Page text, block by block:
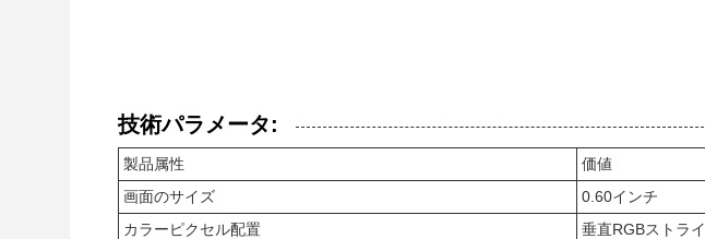
技術パラメータ:
製品属性
価値
画面のサイズ
0.60インチ
カラーピクセル配置
垂直RGBストラ